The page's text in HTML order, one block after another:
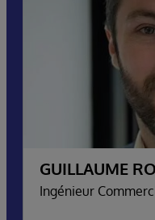
GUILLAUME
Ingénieur